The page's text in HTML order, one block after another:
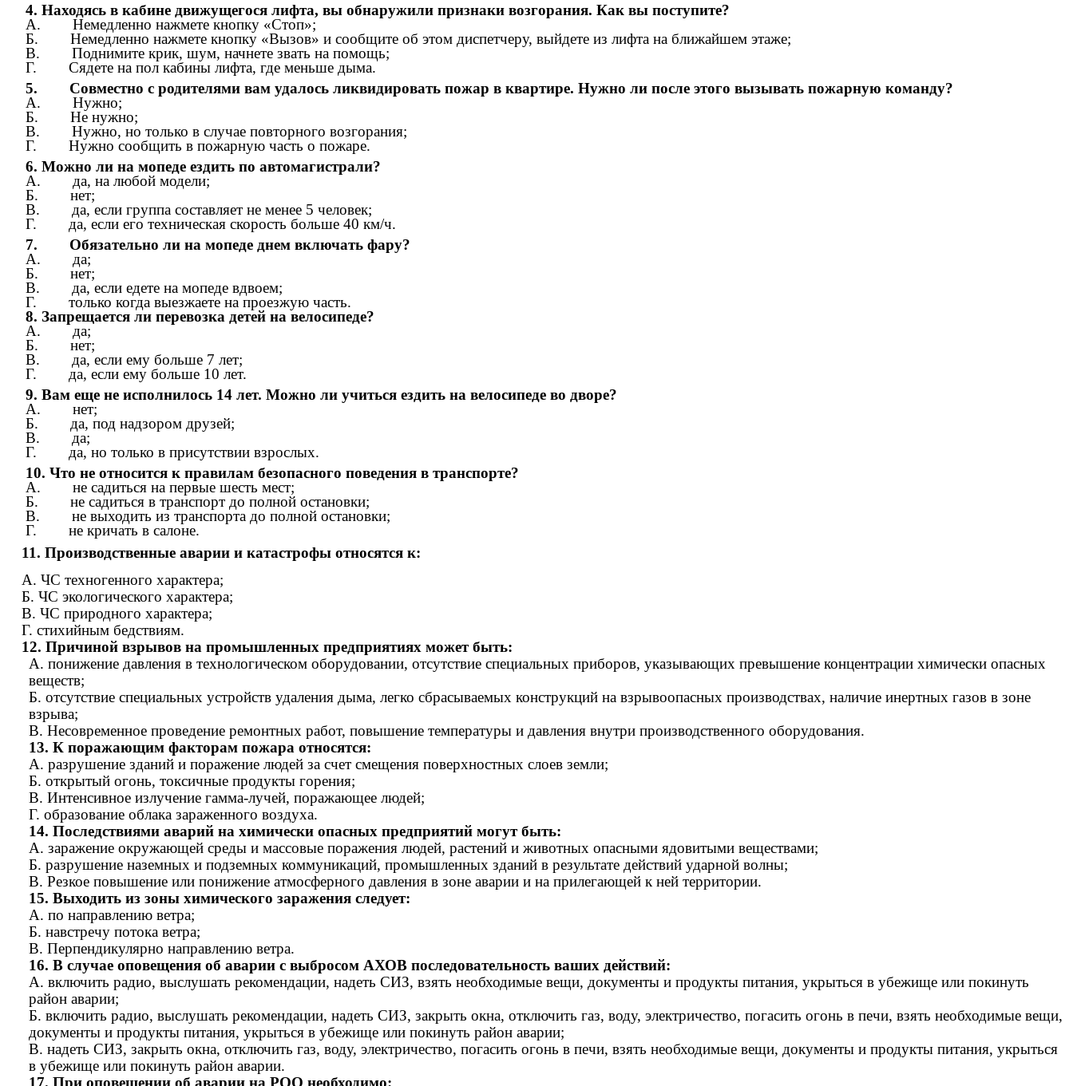
4. Находясь в кабине движущегося лифта, вы обнаружили признаки возгорания. Как вы поступите?
А. Немедленно нажмете кнопку «Стоп»;
Б. Немедленно нажмете кнопку «Вызов» и сообщите об этом диспетчеру, выйдете из лифта на ближайшем этаже;
В. Поднимите крик, шум, начнете звать на помощь;
Г. Сядете на пол кабины лифта, где меньше дыма.
5. Совместно с родителями вам удалось ликвидировать пожар в квартире. Нужно ли после этого вызывать пожарную команду?
А. Нужно;
Б. Не нужно;
В. Нужно, но только в случае повторного возгорания;
Г. Нужно сообщить в пожарную часть о пожаре.
6. Можно ли на мопеде ездить по автомагистрали?
А. да, на любой модели;
Б. нет;
В. да, если группа составляет не менее 5 человек;
Г. да, если его техническая скорость больше 40 км/ч.
7. Обязательно ли на мопеде днем включать фару?
А. да;
Б. нет;
В. да, если едете на мопеде вдвоем;
Г. только когда выезжаете на проезжую часть.
8. Запрещается ли перевозка детей на велосипеде?
А. да;
Б. нет;
В. да, если ему больше 7 лет;
Г. да, если ему больше 10 лет.
9. Вам еще не исполнилось 14 лет. Можно ли учиться ездить на велосипеде во дворе?
А. нет;
Б. да, под надзором друзей;
В. да;
Г. да, но только в присутствии взрослых.
10. Что не относится к правилам безопасного поведения в транспорте?
А. не садиться на первые шесть мест;
Б. не садиться в транспорт до полной остановки;
В. не выходить из транспорта до полной остановки;
Г. не кричать в салоне.
11. Производственные аварии и катастрофы относятся к:
А. ЧС техногенного характера;
Б. ЧС экологического характера;
В. ЧС природного характера;
Г. стихийным бедствиям.
12. Причиной взрывов на промышленных предприятиях может быть:
А. понижение давления в технологическом оборудовании, отсутствие специальных приборов, указывающих превышение концентрации химически опасных
веществ;
Б. отсутствие специальных устройств удаления дыма, легко сбрасываемых конструкций на взрывоопасных производствах, наличие инертных газов в зоне
взрыва;
В. Несовременное проведение ремонтных работ, повышение температуры и давления внутри производственного оборудования.
13. К поражающим факторам пожара относятся:
А. разрушение зданий и поражение людей за счет смещения поверхностных слоев земли;
Б. открытый огонь, токсичные продукты горения;
В. Интенсивное излучение гамма-лучей, поражающее людей;
Г. образование облака зараженного воздуха.
14. Последствиями аварий на химически опасных предприятий могут быть:
А. заражение окружающей среды и массовые поражения людей, растений и животных опасными ядовитыми веществами;
Б. разрушение наземных и подземных коммуникаций, промышленных зданий в результате действий ударной волны;
В. Резкое повышение или понижение атмосферного давления в зоне аварии и на прилегающей к ней территории.
15. Выходить из зоны химического заражения следует:
А. по направлению ветра;
Б. навстречу потока ветра;
В. Перпендикулярно направлению ветра.
16. В случае оповещения об аварии с выбросом АХОВ последовательность ваших действий:
А. включить радио, выслушать рекомендации, надеть СИЗ, взять необходимые вещи, документы и продукты питания, укрыться в убежище или покинуть
район аварии;
Б. включить радио, выслушать рекомендации, надеть СИЗ, закрыть окна, отключить газ, воду, электричество, погасить огонь в печи, взять необходимые вещи,
документы и продукты питания, укрыться в убежище или покинуть район аварии;
В. надеть СИЗ, закрыть окна, отключить газ, воду, электричество, погасить огонь в печи, взять необходимые вещи, документы и продукты питания, укрыться
в убежище или покинуть район аварии.
17. При оповещении об аварии на РОО необходимо: